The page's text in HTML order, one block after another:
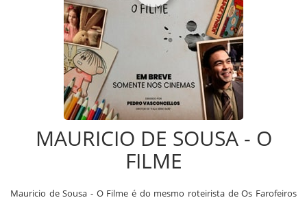
MAURICIO DE SOUSA - O
FILME
Mauricio de Sousa - O Filme é do mesmo roteirista de Os Farofeiros